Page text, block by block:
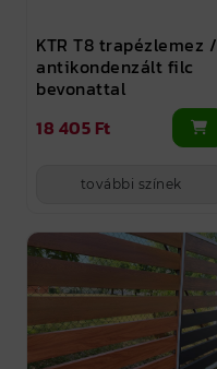
KTR T8 trapézlemez /
antikondenzált filc
bevonattal
18 405 Ft
további színek